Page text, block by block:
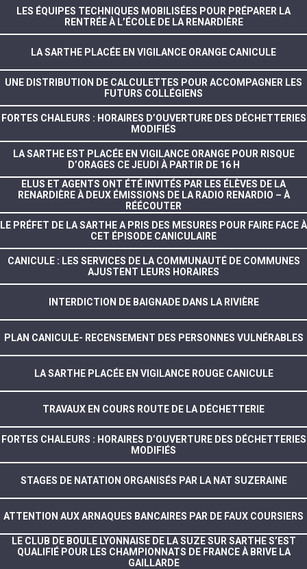
LES ÉQUIPES TECHNIQUES MOBILISÉES POUR PRÉPARER LA
RENTRÉE À L’ÉCOLE DE LA RENARDIÈRE
LA SARTHE PLACÉE EN VIGILANCE ORANGE CANICULE
UNE DISTRIBUTION DE CALCULETTES POUR ACCOMPAGNER LES
FUTURS COLLÉGIENS
FORTES CHALEURS : HORAIRES D’OUVERTURE DES DÉCHETTERIES
MODIFIÉS
LA SARTHE EST PLACÉE EN VIGILANCE ORANGE POUR RISQUE
D’ORAGES CE JEUDI À PARTIR DE 16 H
ELUS ET AGENTS ONT ÉTÉ INVITÉS PAR LES ÉLÈVES DE LA
RENARDIÈRE À DEUX ÉMISSIONS DE LA RADIO RENARDIO – À
RÉÉCOUTER
LE PRÉFET DE LA SARTHE A PRIS DES MESURES POUR FAIRE FACE À
CET ÉPISODE CANICULAIRE
CANICULE : LES SERVICES DE LA COMMUNAUTÉ DE COMMUNES
AJUSTENT LEURS HORAIRES
INTERDICTION DE BAIGNADE DANS LA RIVIÈRE
PLAN CANICULE- RECENSEMENT DES PERSONNES VULNÉRABLES
LA SARTHE PLACÉE EN VIGILANCE ROUGE CANICULE
TRAVAUX EN COURS ROUTE DE LA DÉCHETTERIE
FORTES CHALEURS : HORAIRES D’OUVERTURE DES DÉCHETTERIES
MODIFIÉS
STAGES DE NATATION ORGANISÉS PAR LA NAT SUZERAINE
ATTENTION AUX ARNAQUES BANCAIRES PAR DE FAUX COURSIERS
LE CLUB DE BOULE LYONNAISE DE LA SUZE SUR SARTHE S’EST
QUALIFIÉ POUR LES CHAMPIONNATS DE FRANCE À BRIVE LA
GAILLARDE